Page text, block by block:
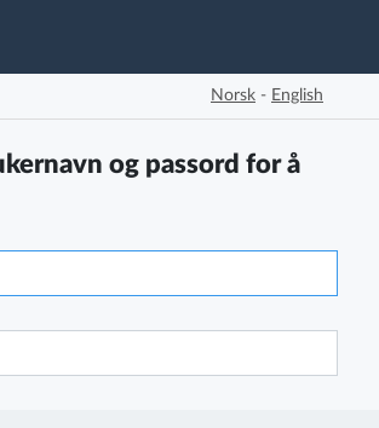
Norsk - English
og passord for å